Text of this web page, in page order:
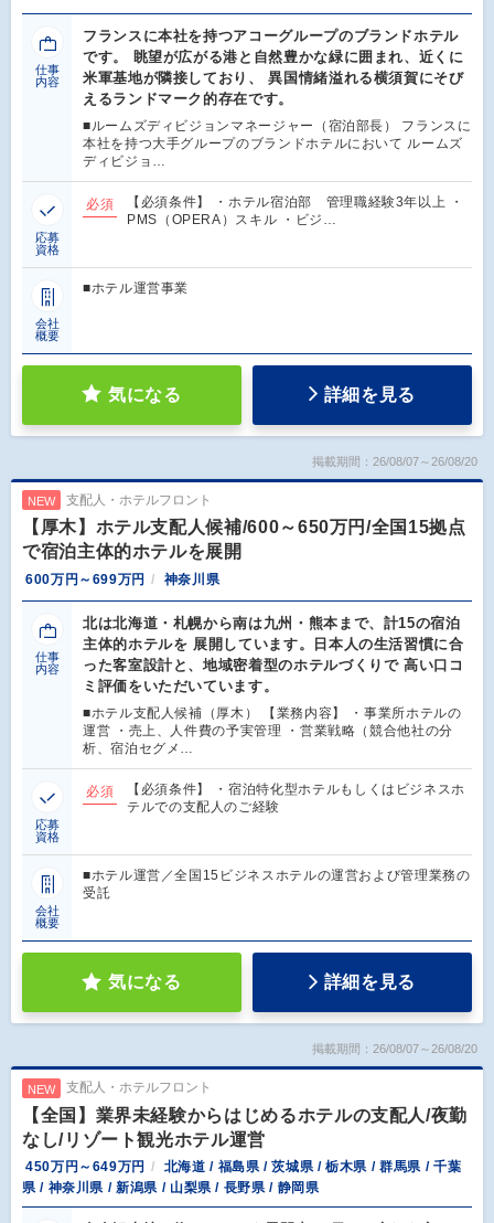
仕事
内容
フランスに本社を持つアコーグループのブランドホテル
です。 眺望が広がる港と自然豊かな緑に囲まれ、近くに
米軍基地が隣接しており、 異国情緒溢れる横須賀にそび
えるランドマーク的存在です。
■ルームズディビジョンマネージャー（宿泊部長） フランスに
本社を持つ大手グループのブランドホテルにおいて ルームズ
ディビジョ…
応募
資格
必須
【必須条件】 ・ホテル宿泊部 管理職経験3年以上 ・
PMS（OPERA）スキル ・ビジ…
会社
概要
■ホテル運営事業
気になる 詳細を見る
掲載期間：26/08/07～26/08/20
NEW 支配人・ホテルフロント
【厚木】ホテル支配人候補/600～650万円/全国15拠点
で宿泊主体的ホテルを展開
600万円～699万円 神奈川県
仕事
内容
北は北海道・札幌から南は九州・熊本まで、計15の宿泊
主体的ホテルを 展開しています。日本人の生活習慣に合
った客室設計と、地域密着型のホテルづくりで 高い口コ
ミ評価をいただいています。
■ホテル支配人候補（厚木） 【業務内容】 ・事業所ホテルの
運営 ・売上、人件費の予実管理 ・営業戦略（競合他社の分
析、宿泊セグメ…
応募
資格
必須
【必須条件】 ・宿泊特化型ホテルもしくはビジネスホ
テルでの支配人のご経験
会社
概要
■ホテル運営／全国15ビジネスホテルの運営および管理業務の
受託
気になる 詳細を見る
掲載期間：26/08/07～26/08/20
NEW 支配人・ホテルフロント
【全国】業界未経験からはじめるホテルの支配人/夜勤
なし/リゾート観光ホテル運営
450万円～649万円
北海道 / 福島県 / 茨城県 / 栃木県 / 群馬県 / 千葉
県 / 神奈川県 / 新潟県 / 山梨県 / 長野県 / 静岡県